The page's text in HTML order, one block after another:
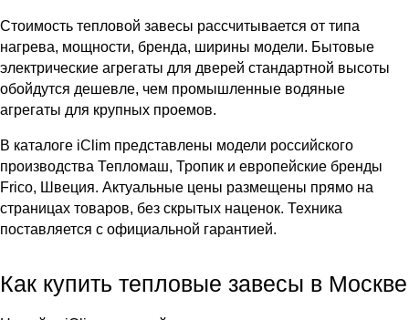
Стоимость тепловой завесы рассчитывается от типа
нагрева, мощности, бренда, ширины модели. Бытовые
электрические агрегаты для дверей стандартной высоты
обойдутся дешевле, чем промышленные водяные
агрегаты для крупных проемов.
В каталоге iClim представлены модели российского
производства Тепломаш, Тропик и европейские бренды
Frico, Швеция. Актуальные цены размещены прямо на
страницах товаров, без скрытых наценок. Техника
поставляется с официальной гарантией.
Как купить тепловые завесы в Москве